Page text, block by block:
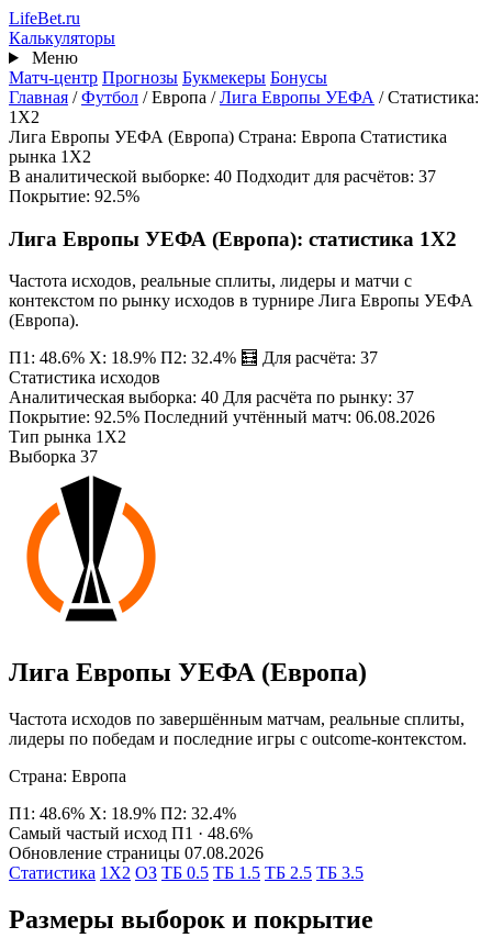
Перейти
к
основному
содержанию
LifeBet.ru
Калькуляторы
Меню
Матч-центр Прогнозы Букмекеры Бонусы
Главная / Футбол / Европа / Лига Европы УЕФА / Статистика:
1X2
Лига Европы УЕФА (Европа) Страна: Европа Статистика
рынка 1X2
В аналитической выборке: 40 Подходит для расчётов: 37
Покрытие: 92.5%
Лига Европы УЕФА (Европа): статистика 1X2
Частота исходов, реальные сплиты, лидеры и матчи с
контекстом по рынку исходов в турнире Лига Европы УЕФА
(Европа).
П1: 48.6% Х: 18.9% П2: 32.4% 🧮 Для расчёта: 37
Статистика исходов
Аналитическая выборка: 40 Для расчёта по рынку: 37
Покрытие: 92.5% Последний учтённый матч: 06.08.2026
Тип рынка 1X2
Выборка 37
Лига Европы УЕФА (Европа)
Частота исходов по завершённым матчам, реальные сплиты,
лидеры по победам и последние игры с outcome-контекстом.
Страна: Европа
П1: 48.6% Х: 18.9% П2: 32.4%
Самый частый исход П1 · 48.6%
Обновление страницы 07.08.2026
Статистика 1X2 ОЗ ТБ 0.5 ТБ 1.5 ТБ 2.5 ТБ 3.5
Размеры выборок и покрытие